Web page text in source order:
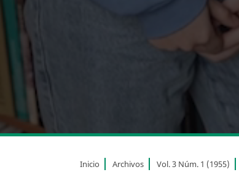
Inicio Archivos Vol. 3 Núm. 1 (1955)